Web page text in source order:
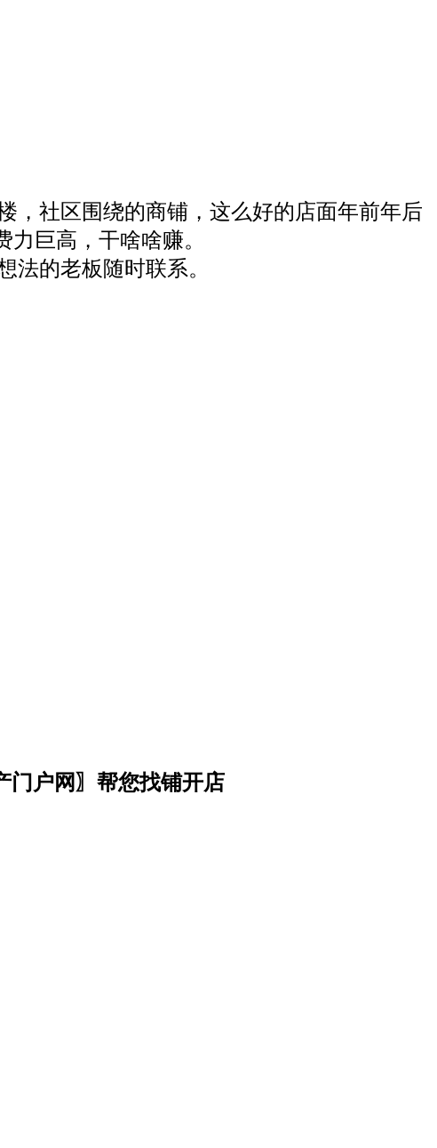
，社区围绕的商铺，这么好的店面年前年后
巨高，干啥啥赚。
法的老板随时联系。
门户网〗帮您找铺开店